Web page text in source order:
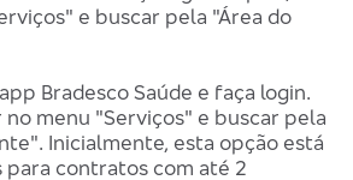
e buscar pela "Área do
Bradesco Saúde e faça login.
no menu "Serviços" e buscar pela
Inicialmente, esta opção está
para contratos com até 2